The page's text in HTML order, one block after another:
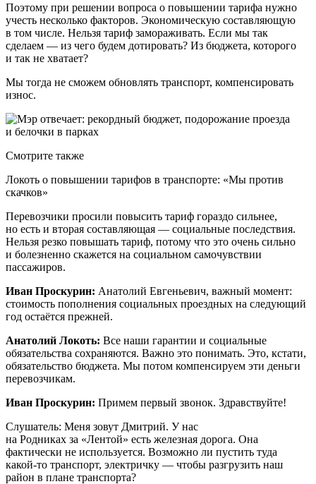
Поэтому при решении вопроса о повышении тарифа нужно
учесть несколько факторов. Экономическую составляющую
в том числе. Нельзя тариф замораживать. Если мы так
сделаем — из чего будем дотировать? Из бюджета, которого
и так не хватает?
Мы тогда не сможем обновлять транспорт, компенсировать
износ.
Смотрите также
Локоть о повышении тарифов в транспорте: «Мы против
скачков»
Перевозчики просили повысить тариф гораздо сильнее,
но есть и вторая составляющая — социальные последствия.
Нельзя резко повышать тариф, потому что это очень сильно
и болезненно скажется на социальном самочувствии
пассажиров.
Иван Проскурин: Анатолий Евгеньевич, важный момент:
стоимость пополнения социальных проездных на следующий
год остаётся прежней.
Анатолий Локоть: Все наши гарантии и социальные
обязательства сохраняются. Важно это понимать. Это, кстати,
обязательство бюджета. Мы потом компенсируем эти деньги
перевозчикам.
Иван Проскурин: Примем первый звонок. Здравствуйте!
Слушатель: Меня зовут Дмитрий. У нас
на Родниках за «Лентой» есть железная дорога. Она
фактически не используется. Возможно ли пустить туда
какой-то транспорт, электричку — чтобы разгрузить наш
район в плане транспорта?